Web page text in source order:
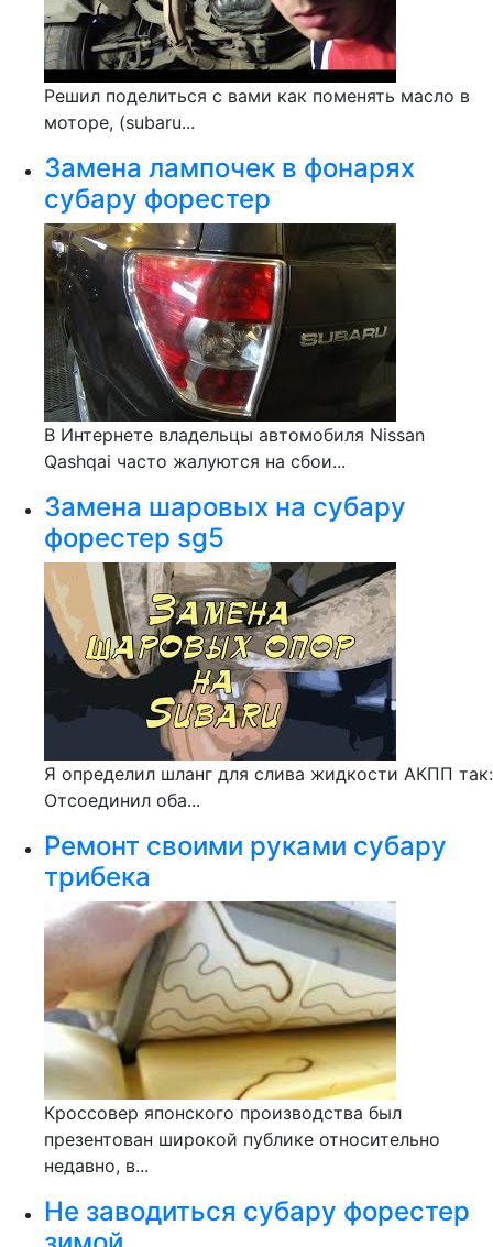
Решил поделиться с вами как поменять масло в
моторе, (subaru...
Замена лампочек в фонарях
субару форестер
В Интернете владельцы автомобиля Nissan
Qashqai часто жалуются на сбои...
Замена шаровых на субару
форестер sg5
Я определил шланг для слива жидкости АКПП так:
Отсоединил оба...
Ремонт своими руками субару
трибека
Кроссовер японского производства был
презентован широкой публике относительно
недавно, в...
Не заводиться субару форестер